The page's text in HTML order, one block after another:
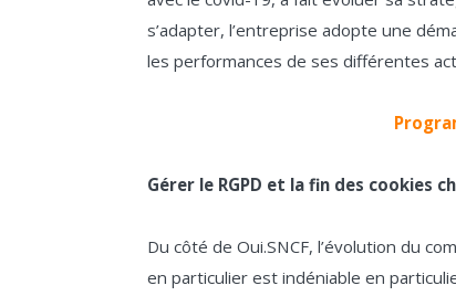
s’adapter, l’entreprise adopte une
les performances de ses différentes
Gérer le RGPD et la fin des cookies
Du côté de Oui.SNCF, l’évolution du
en particulier est indéniable en